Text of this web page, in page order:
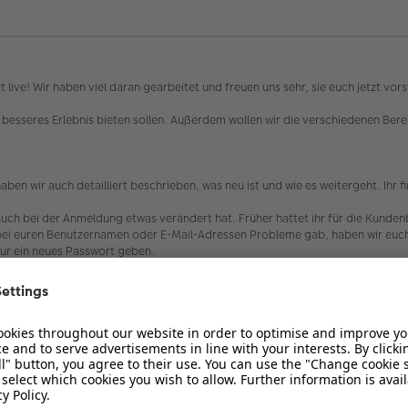
Wir haben viel daran gearbeitet und freuen uns sehr, sie euch jetzt
Erlebnis bieten sollen. Außerdem wollen wir die verschiedenen
wir auch detailliert beschrieben, was neu ist und wie es weitergeht. Ihr
bei der Anmeldung etwas verändert hat. Früher hattet ihr für die
euren Benutzernamen oder E-Mail-Adressen Probleme gab, haben wir
ein neues Passwort geben.
auch die "Passwort vergessen" Funktion nutzen und euch ein neues
Mailadressen in den Kundenbeispielen und dem Forum
bitten wir euch in diesem Fall per Mail Kontakt zu uns aufzunehmen,
und seine Funktionen sehr gut kennen. Der neue Look kann daher